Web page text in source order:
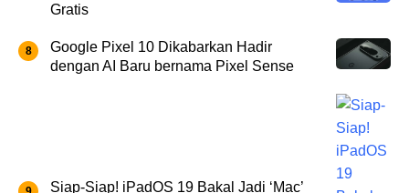
Gratis
Google Pixel 10 Dikabarkan Hadir
dengan AI Baru bernama Pixel Sense
Siap-Siap! iPadOS 19 Bakal Jadi ‘Mac’